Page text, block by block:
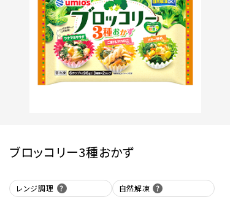
ブロッコリー3種おかず
レンジ調理 自然解凍